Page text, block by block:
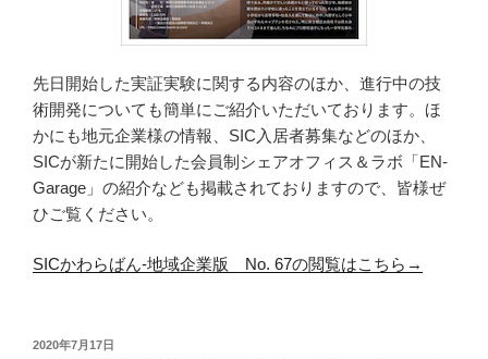
先日開始した実証実験に関する内容のほか、進行中の技
術開発についても簡単にご紹介いただいております。ほ
かにも地元企業様の情報、SIC入居者募集などのほか、
SICが新たに開始した会員制シェアオフィス＆ラボ「EN-
Garage」の紹介なども掲載されておりますので、皆様ぜ
ひご覧ください。
SICかわらばん-地域企業版 No. 67の閲覧はこちら→
投
2020年7月17日